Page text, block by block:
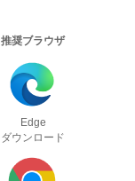
推奨ブラウザ
Edge
ダウンロード